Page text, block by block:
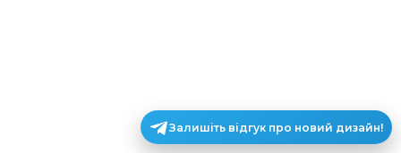
Залишіть відгук про новий дизайн!